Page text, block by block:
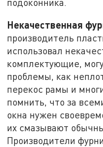
Некачественная
производитель
использовал
комплектующие,
проблемы, как
перекос рамы и
помнить, что за
окна нужен
их смазывают
Производители